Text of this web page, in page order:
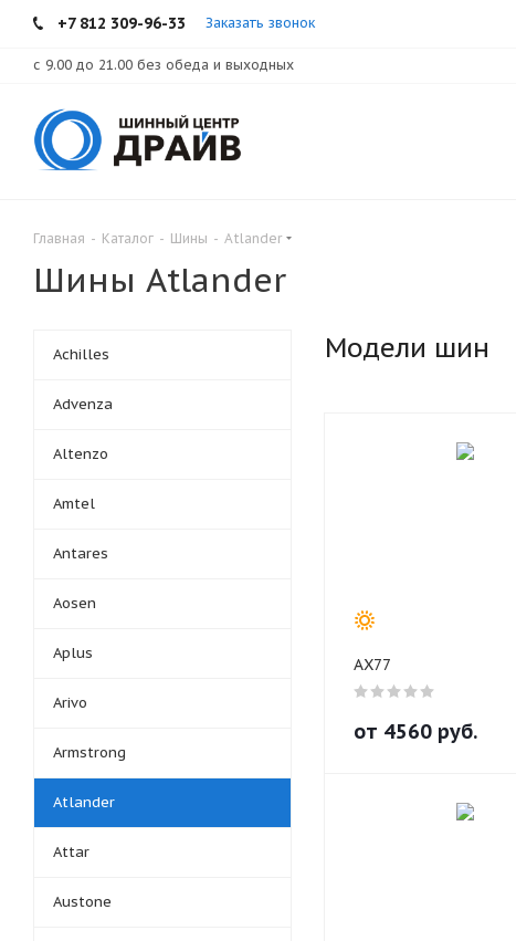
+7 812 309-96-33 Заказать звонок
с 9.00 до 21.00 без обеда и выходных
Главная - Каталог - Шины - Atlander
Шины Atlander
Модели шин
AX77
от 4560 руб.
Achilles
Advenza
Altenzo
Amtel
Antares
Aosen
Aplus
Arivo
Armstrong
Atlander
Attar
Austone